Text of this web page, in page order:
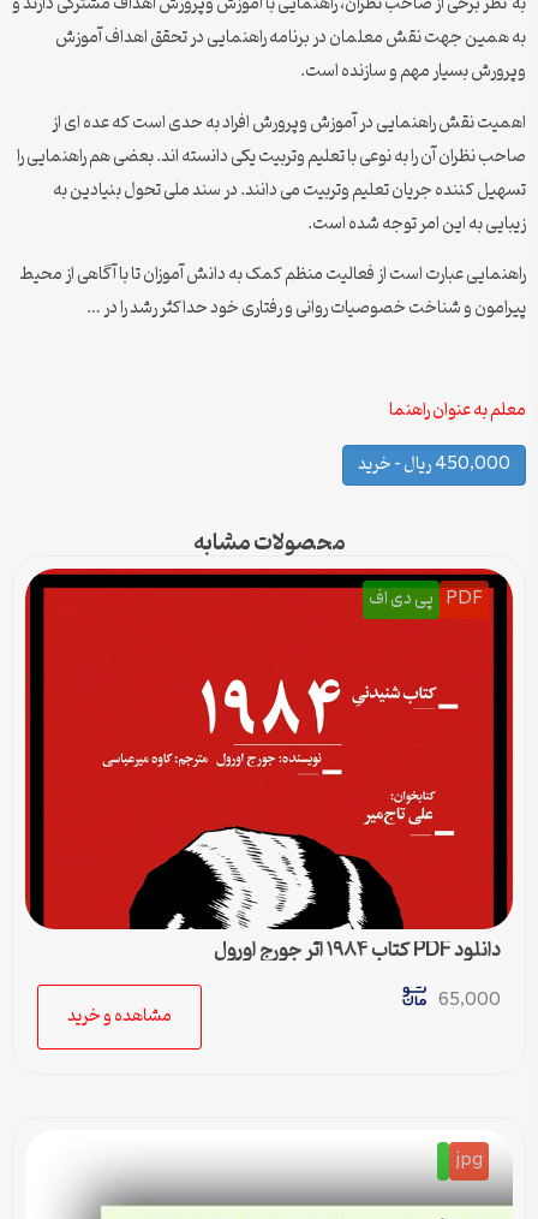
به همین جهت نقش معلمان در برنامه راهنمایی در تحقق اهداف آموزش
وپرورش بسیار مهم و سازنده است.
اهمیت نقش راهنمایی در آموزش وپرورش افراد به حدی است که عده ای از
صاحب نظران آن را به نوعی با تعلیم وتربیت یکی دانسته اند. بعضی هم راهنمایی را
تسهیل کننده جریان تعلیم وتربیت می دانند. در سند ملی تحول بنیادین به
زیبایی به این امر توجه شده است.
راهنمایی عبارت است از فعالیت منظم کمک به دانش آموزان تا با آگاهی از محیط
پیرامون و شناخت خصوصیات روانی و رفتاری خود حداکثر رشد را در …
معلم به عنوان راهنما
450,000 ریال – خرید
محصولات مشابه
PDF پی دی اف
دانلود PDF کتاب ۱۹۸۴ اثر جورج اورول
65,000
مشاهده و خرید
jpg